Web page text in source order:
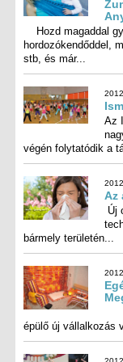
Hozd magaddal
hordozókendőddel,
stb, és már...
Az
végén folytatódik a
Az
Új
bármely területén...
épülő új vállalkozás